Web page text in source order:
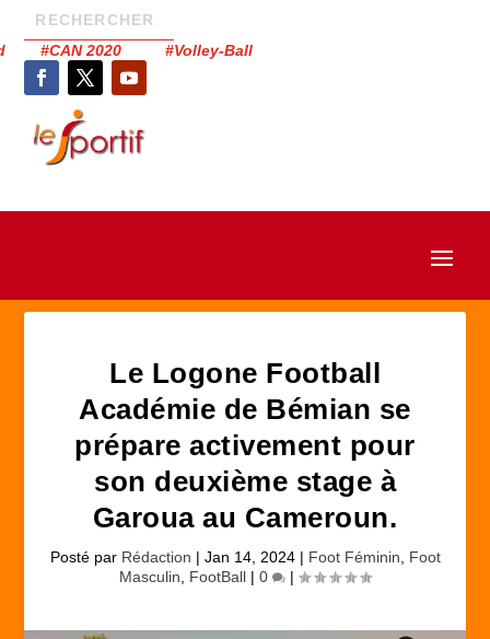
#CAN 2020 #Volley-Ball
Le Logone Football
Académie de Bémian se
prépare activement pour
son deuxième stage à
Garoua au Cameroun.
Posté par Rédaction | Jan 14, 2024| Foot Féminin
Foot
Masculin
FootBall | 0 |